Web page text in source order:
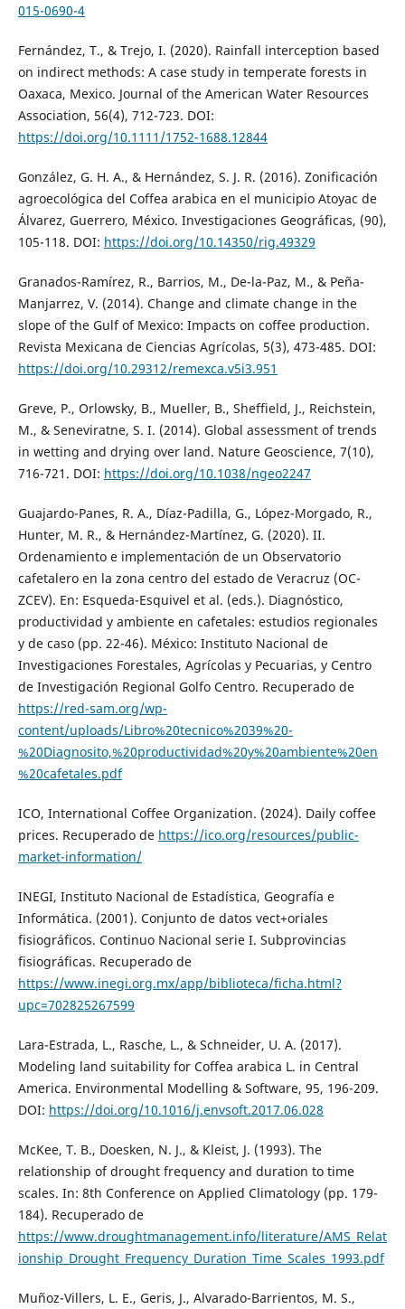
015-0690-4
Fernández, T., & Trejo, I. (2020). Rainfall interception based
on indirect methods: A case study in temperate forests in
Oaxaca, Mexico. Journal of the American Water Resources
Association, 56(4), 712-723. DOI:
https://doi.org/10.1111/1752-1688.12844
González, G. H. A., & Hernández, S. J. R. (2016). Zonificación
agroecológica del Coffea arabica en el municipio Atoyac de
Álvarez, Guerrero, México. Investigaciones Geográficas, (90),
105-118. DOI: https://doi.org/10.14350/rig.49329
Granados-Ramírez, R., Barrios, M., De-la-Paz, M., & Peña-
Manjarrez, V. (2014). Change and climate change in the
slope of the Gulf of Mexico: Impacts on coffee production.
Revista Mexicana de Ciencias Agrícolas, 5(3), 473-485. DOI:
https://doi.org/10.29312/remexca.v5i3.951
Greve, P., Orlowsky, B., Mueller, B., Sheffield, J., Reichstein,
M., & Seneviratne, S. I. (2014). Global assessment of trends
in wetting and drying over land. Nature Geoscience, 7(10),
716-721. DOI: https://doi.org/10.1038/ngeo2247
Guajardo-Panes, R. A., Díaz-Padilla, G., López-Morgado, R.,
Hunter, M. R., & Hernández-Martínez, G. (2020). II.
Ordenamiento e implementación de un Observatorio
cafetalero en la zona centro del estado de Veracruz (OC-
ZCEV). En: Esqueda-Esquivel et al. (eds.). Diagnóstico,
productividad y ambiente en cafetales: estudios regionales
y de caso (pp. 22-46). México: Instituto Nacional de
Investigaciones Forestales, Agrícolas y Pecuarias, y Centro
de Investigación Regional Golfo Centro. Recuperado de
https://red-sam.org/wp-
content/uploads/Libro%20tecnico%2039%20-
%20Diagnosito,%20productividad%20y%20ambiente%20en
%20cafetales.pdf
ICO, International Coffee Organization. (2024). Daily coffee
prices. Recuperado de https://ico.org/resources/public-
market-information/
INEGI, Instituto Nacional de Estadística, Geografía e
Informática. (2001). Conjunto de datos vect+oriales
fisiográficos. Continuo Nacional serie I. Subprovincias
fisiográficas. Recuperado de
https://www.inegi.org.mx/app/biblioteca/ficha.html?
upc=702825267599
Lara-Estrada, L., Rasche, L., & Schneider, U. A. (2017).
Modeling land suitability for Coffea arabica L. in Central
America. Environmental Modelling & Software, 95, 196-209.
DOI: https://doi.org/10.1016/j.envsoft.2017.06.028
McKee, T. B., Doesken, N. J., & Kleist, J. (1993). The
relationship of drought frequency and duration to time
scales. In: 8th Conference on Applied Climatology (pp. 179-
184). Recuperado de
https://www.droughtmanagement.info/literature/AMS_Relat
ionship_Drought_Frequency_Duration_Time_Scales_1993.pdf
Muñoz-Villers, L. E., Geris, J., Alvarado-Barrientos, M. S.,